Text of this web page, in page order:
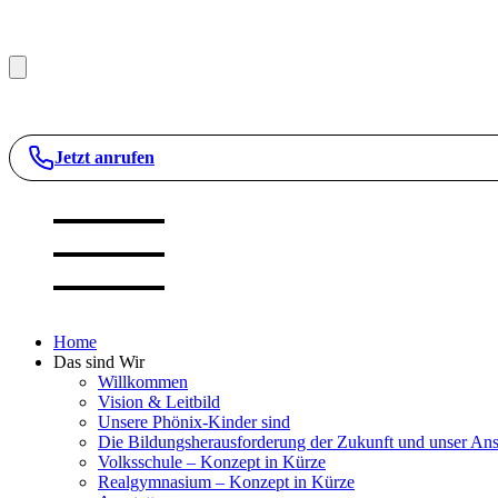
Jetzt anrufen
Home
Das sind Wir
Willkommen
Vision & Leitbild
Unsere Phönix-Kinder sind
Die Bildungsherausforderung der Zukunft und unser
Volksschule – Konzept in Kürze
Realgymnasium – Konzept in Kürze